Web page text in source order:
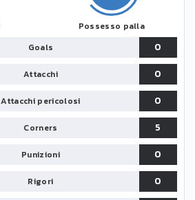
Possesso palla
Goals
0
Attacchi
0
Attacchi pericolosi
0
Corners
5
Punizioni
0
Rigori 0